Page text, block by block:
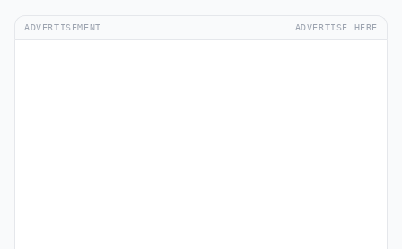
ADVERTISEMENT ADVERTISE HERE